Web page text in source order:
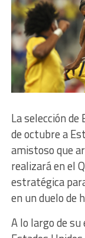
La selección
de octubre a
amistoso que
realizará en el
estratégica
en un duelo de
A lo largo de